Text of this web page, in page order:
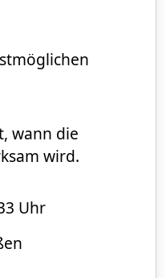
wann die
wird.
Uhr